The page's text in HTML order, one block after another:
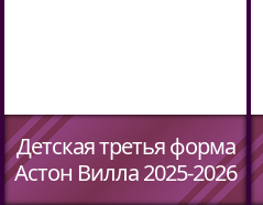
Детская третья форма
Астон Вилла 2025-2026